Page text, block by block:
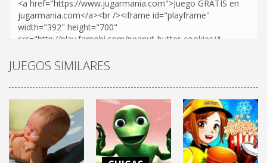
JUEGOS SIMILARES